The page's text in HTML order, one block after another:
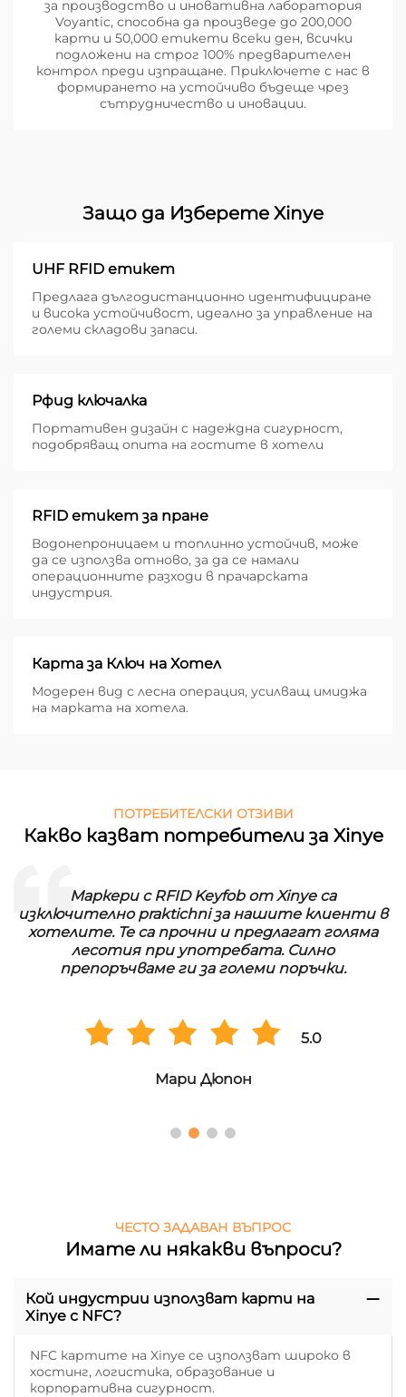
за производство и иновативна лаборатория
Voyantic, способна да произведе до 200,000
карти и 50,000 етикети всеки ден, всички
подложени на строг 100% предварителен
контрол преди изпращане. Приключете с нас в
формирането на устойчиво бъдеще чрез
сътрудничество и иновации.
Защо да Изберете Xinye
UHF RFID етикет
Предлага дългодистанционно идентифициране
и висока устойчивост, идеално за управление на
големи складови запаси.
Рфид ключалка
Портативен дизайн с надеждна сигурност,
подобряващ опита на гостите в хотели
RFID етикет за пране
Водонепроницаем и топлинно устойчив, може
да се използва отново, за да се намали
операционните разходи в прачарската
индустрия.
Карта за Ключ на Хотел
Модерен вид с лесна операция, усилващ имиджа
на марката на хотела.
ПОТРЕБИТЕЛСКИ ОТЗИВИ
Какво казват потребители за Xinye
Маркери с RFID Keyfob от Xinye са
изключително praktichni за нашите клиенти в
хотелите. Те са прочни и предлагат голяма
лесотия при употребата. Силно
препоръчваме ги за големи поръчки.
5.0
Мари Дюпон
ЧЕСТО ЗАДАВАН ВЪПРОС
Имате ли някакви въпроси?
Кой индустрии използват карти на
Xinye с NFC?
NFC картите на Xinye се използват широко в
хостинг, логистика, образование и
корпоративна сигурност.